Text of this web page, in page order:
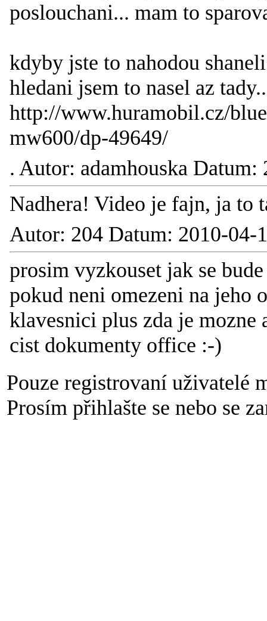
poslouchani... mam to
kdyby jste to nahodou
hledani jsem to nasel az
http://www.huramobil.cz/
mw600/dp-49649/
. Autor: adamhouska Datum:
Nadhera! Video je fajn, ja to
Autor: 204 Datum: 2010-04-
prosim vyzkouset jak se
pokud neni omezeni na jeho
klavesnici plus zda je
cist dokumenty office :-)
Pouze registrovaní uživatelé
Prosím přihlašte se nebo se